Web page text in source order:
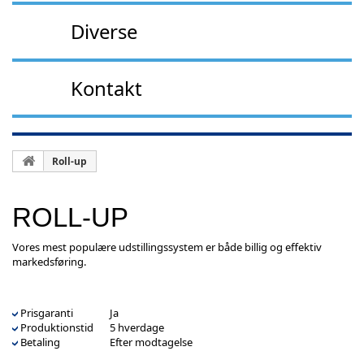
Diverse
Kontakt
Roll-up
ROLL-UP
Vores mest populære udstillingssystem er både billig og effektiv
markedsføring.
Prisgaranti
Ja
Produktionstid
5 hverdage
Betaling
Efter modtagelse